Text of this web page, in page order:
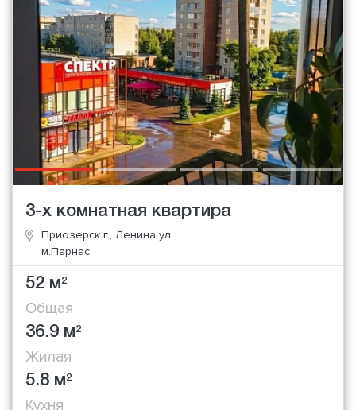
3-х комнатная квартира
Приозерск г., Ленина ул.
м.Парнас
52 м2
Общая
36.9 м2
Жилая
5.8 м2
Кухня